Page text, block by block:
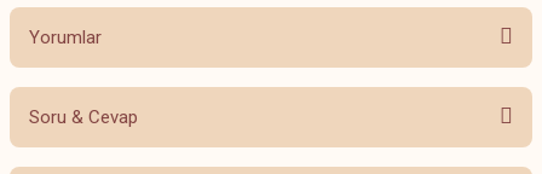
Yorumlar
Soru & Cevap